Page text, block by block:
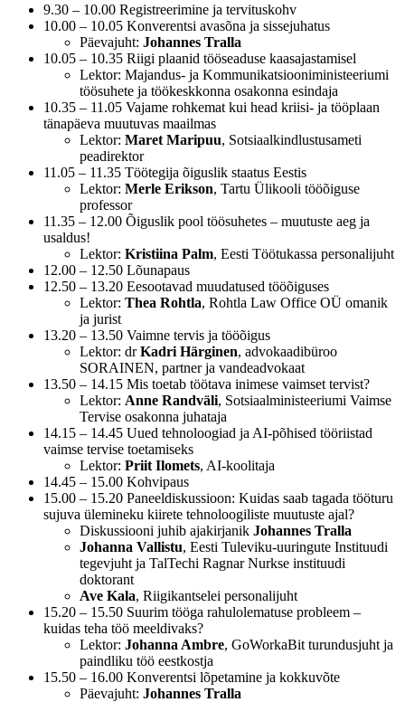
9.30 – 10.00 Registreerimine ja tervituskohv
10.00 – 10.05 Konverentsi avasõna ja sissejuhatus
Päevajuht: Johannes Tralla
10.05 – 10.35 Riigi plaanid tööseaduse kaasajastamisel
Lektor: Majandus- ja Kommunikatsiooniministeeriumi
töösuhete ja töökeskkonna osakonna esindaja
10.35 – 11.05 Vajame rohkemat kui head kriisi- ja tööplaan
tänapäeva muutuvas maailmas
Lektor: Maret Maripuu, Sotsiaalkindlustusameti
peadirektor
11.05 – 11.35 Töötegija õiguslik staatus Eestis
Lektor: Merle Erikson, Tartu Ülikooli tööõiguse
professor
11.35 – 12.00 Õiguslik pool töösuhetes – muutuste aeg ja
usaldus!
Lektor: Kristiina Palm, Eesti Töötukassa personalijuht
12.00 – 12.50 Lõunapaus
12.50 – 13.20 Eesootavad muudatused tööõiguses
Lektor: Thea Rohtla, Rohtla Law Office OÜ omanik
ja jurist
13.20 – 13.50 Vaimne tervis ja tööõigus
Lektor: drKadri Härginen, advokaadibüroo
SORAINEN, partner ja vandeadvokaat
13.50 – 14.15 Mis toetab töötava inimese vaimset tervist?
Lektor: Anne Randväli, Sotsiaalministeeriumi Vaimse
Tervise osakonna juhataja
14.15 – 14.45 Uued tehnoloogiad ja AI-põhised tööriistad
vaimse tervise toetamiseks
Lektor: Priit Ilomets, AI-koolitaja
14.45 – 15.00 Kohvipaus
15.00 – 15.20 Paneeldiskussioon: Kuidas saab tagada tööturu
sujuva ülemineku kiirete tehnoloogiliste muutuste ajal?
Diskussiooni juhib ajakirjanik Johannes Tralla
Johanna Vallistu, Eesti Tuleviku-uuringute Instituudi
tegevjuht ja TalTechi Ragnar Nurkse instituudi
doktorant
Ave Kala, Riigikantselei personalijuht
15.20 – 15.50 Suurim tööga rahulolematuse probleem –
kuidas teha töö meeldivaks?
Lektor: Johanna Ambre, GoWorkaBit turundusjuht ja
paindliku töö eestkostja
15.50 – 16.00 Konverentsi lõpetamine ja kokkuvõte
Päevajuht: Johannes Tralla